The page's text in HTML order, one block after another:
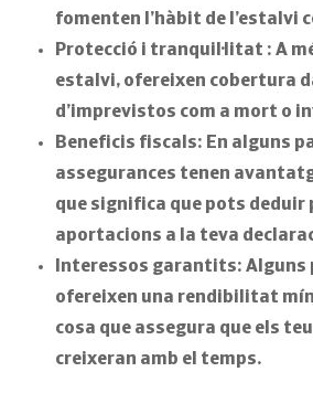
fomenten l’hàbit de l’estalvi
Protecció i tranquil·litat : A
estalvi, ofereixen cobertura
d’imprevistos com a mort o
Beneficis fiscals: En alguns
assegurances tenen
que significa que pots deduir
aportacions a la teva
Interessos garantits: Alguns
ofereixen una rendibilitat
cosa que assegura que els
creixeran amb el temps.